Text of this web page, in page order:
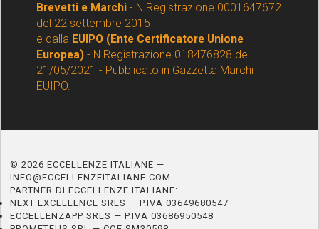
Brevetti e Marchi - N.Registrazione 0001647672
del 22 settembre 2015
e dalla EUIPO (Ente Certificatore Unione
Europea) - N Registrazione 018476828 del
21/05/2021 - Pubblicato in Gazzetta Marchi
EUIPO.
© 2026 ECCELLENZE ITALIANE —
INFO@ECCELLENZEITALIANE.COM
PARTNER DI ECCELLENZE ITALIANE:
NEXT EXCELLENCE SRLS — P.IVA 03649680547
ECCELLENZAPP SRLS — P.IVA 03686950548